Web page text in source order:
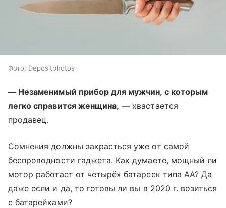
Фото: Depositphotos
— Незаменимый прибор для мужчин, с которым
легко справится женщина, — хвастается
продавец.
Сомнения должны закрасться уже от самой
беспроводности гаджета. Как думаете, мощный ли
мотор работает от четырёх батареек типа АА? Да
даже если и да, то готовы ли вы в 2020 г. возиться
с батарейками?